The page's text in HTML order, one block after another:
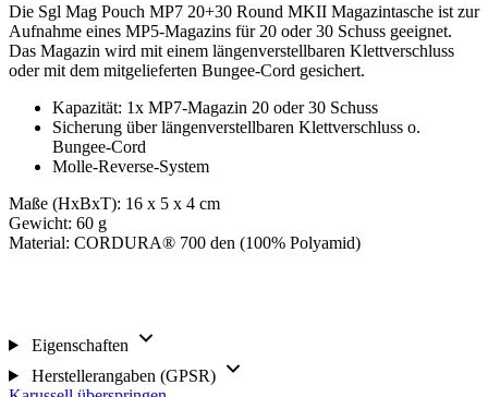
Die Sgl Mag Pouch MP7 20+30 Round MKII Magazintasche ist zur
Aufnahme eines MP5-Magazins für 20 oder 30 Schuss geeignet.
Das Magazin wird mit einem längenverstellbaren Klettverschluss
oder mit dem mitgelieferten Bungee-Cord gesichert.
Kapazität: 1x MP7-Magazin 20 oder 30 Schuss
Sicherung über längenverstellbaren Klettverschluss o.
Bungee-Cord
Molle-Reverse-System
Maße (HxBxT): 16 x 5 x 4 cm
Gewicht: 60 g
Material: CORDURA® 700 den (100% Polyamid)
Eigenschaften
Herstellerangaben (GPSR)